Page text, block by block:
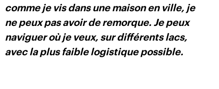
comme je vis dans une maison en ville, je
ne peux pas avoir de remorque. Je peux
naviguer où je veux, sur différents lacs,
avec la plus faible logistique possible.